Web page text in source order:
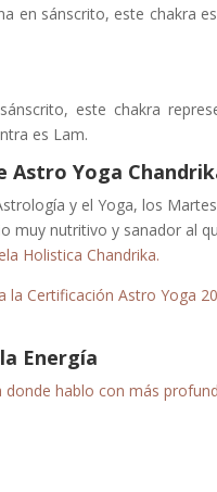
en sánscrito, este chakra
este chakra
es Lam.
Astro Yoga
y el Yoga, los
muy nutritivo y sanador al
Holistica Chandrika.
la Certificación Astro Yoga
Energía
donde hablo con más